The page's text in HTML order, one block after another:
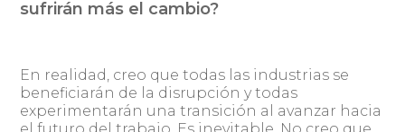
sufrirán más el cambio?
En realidad, creo que todas las industrias se
beneficiarán de la disrupción y todas
experimentarán una transición al avanzar hacia
el futuro del trabajo. Es inevitable. No creo que